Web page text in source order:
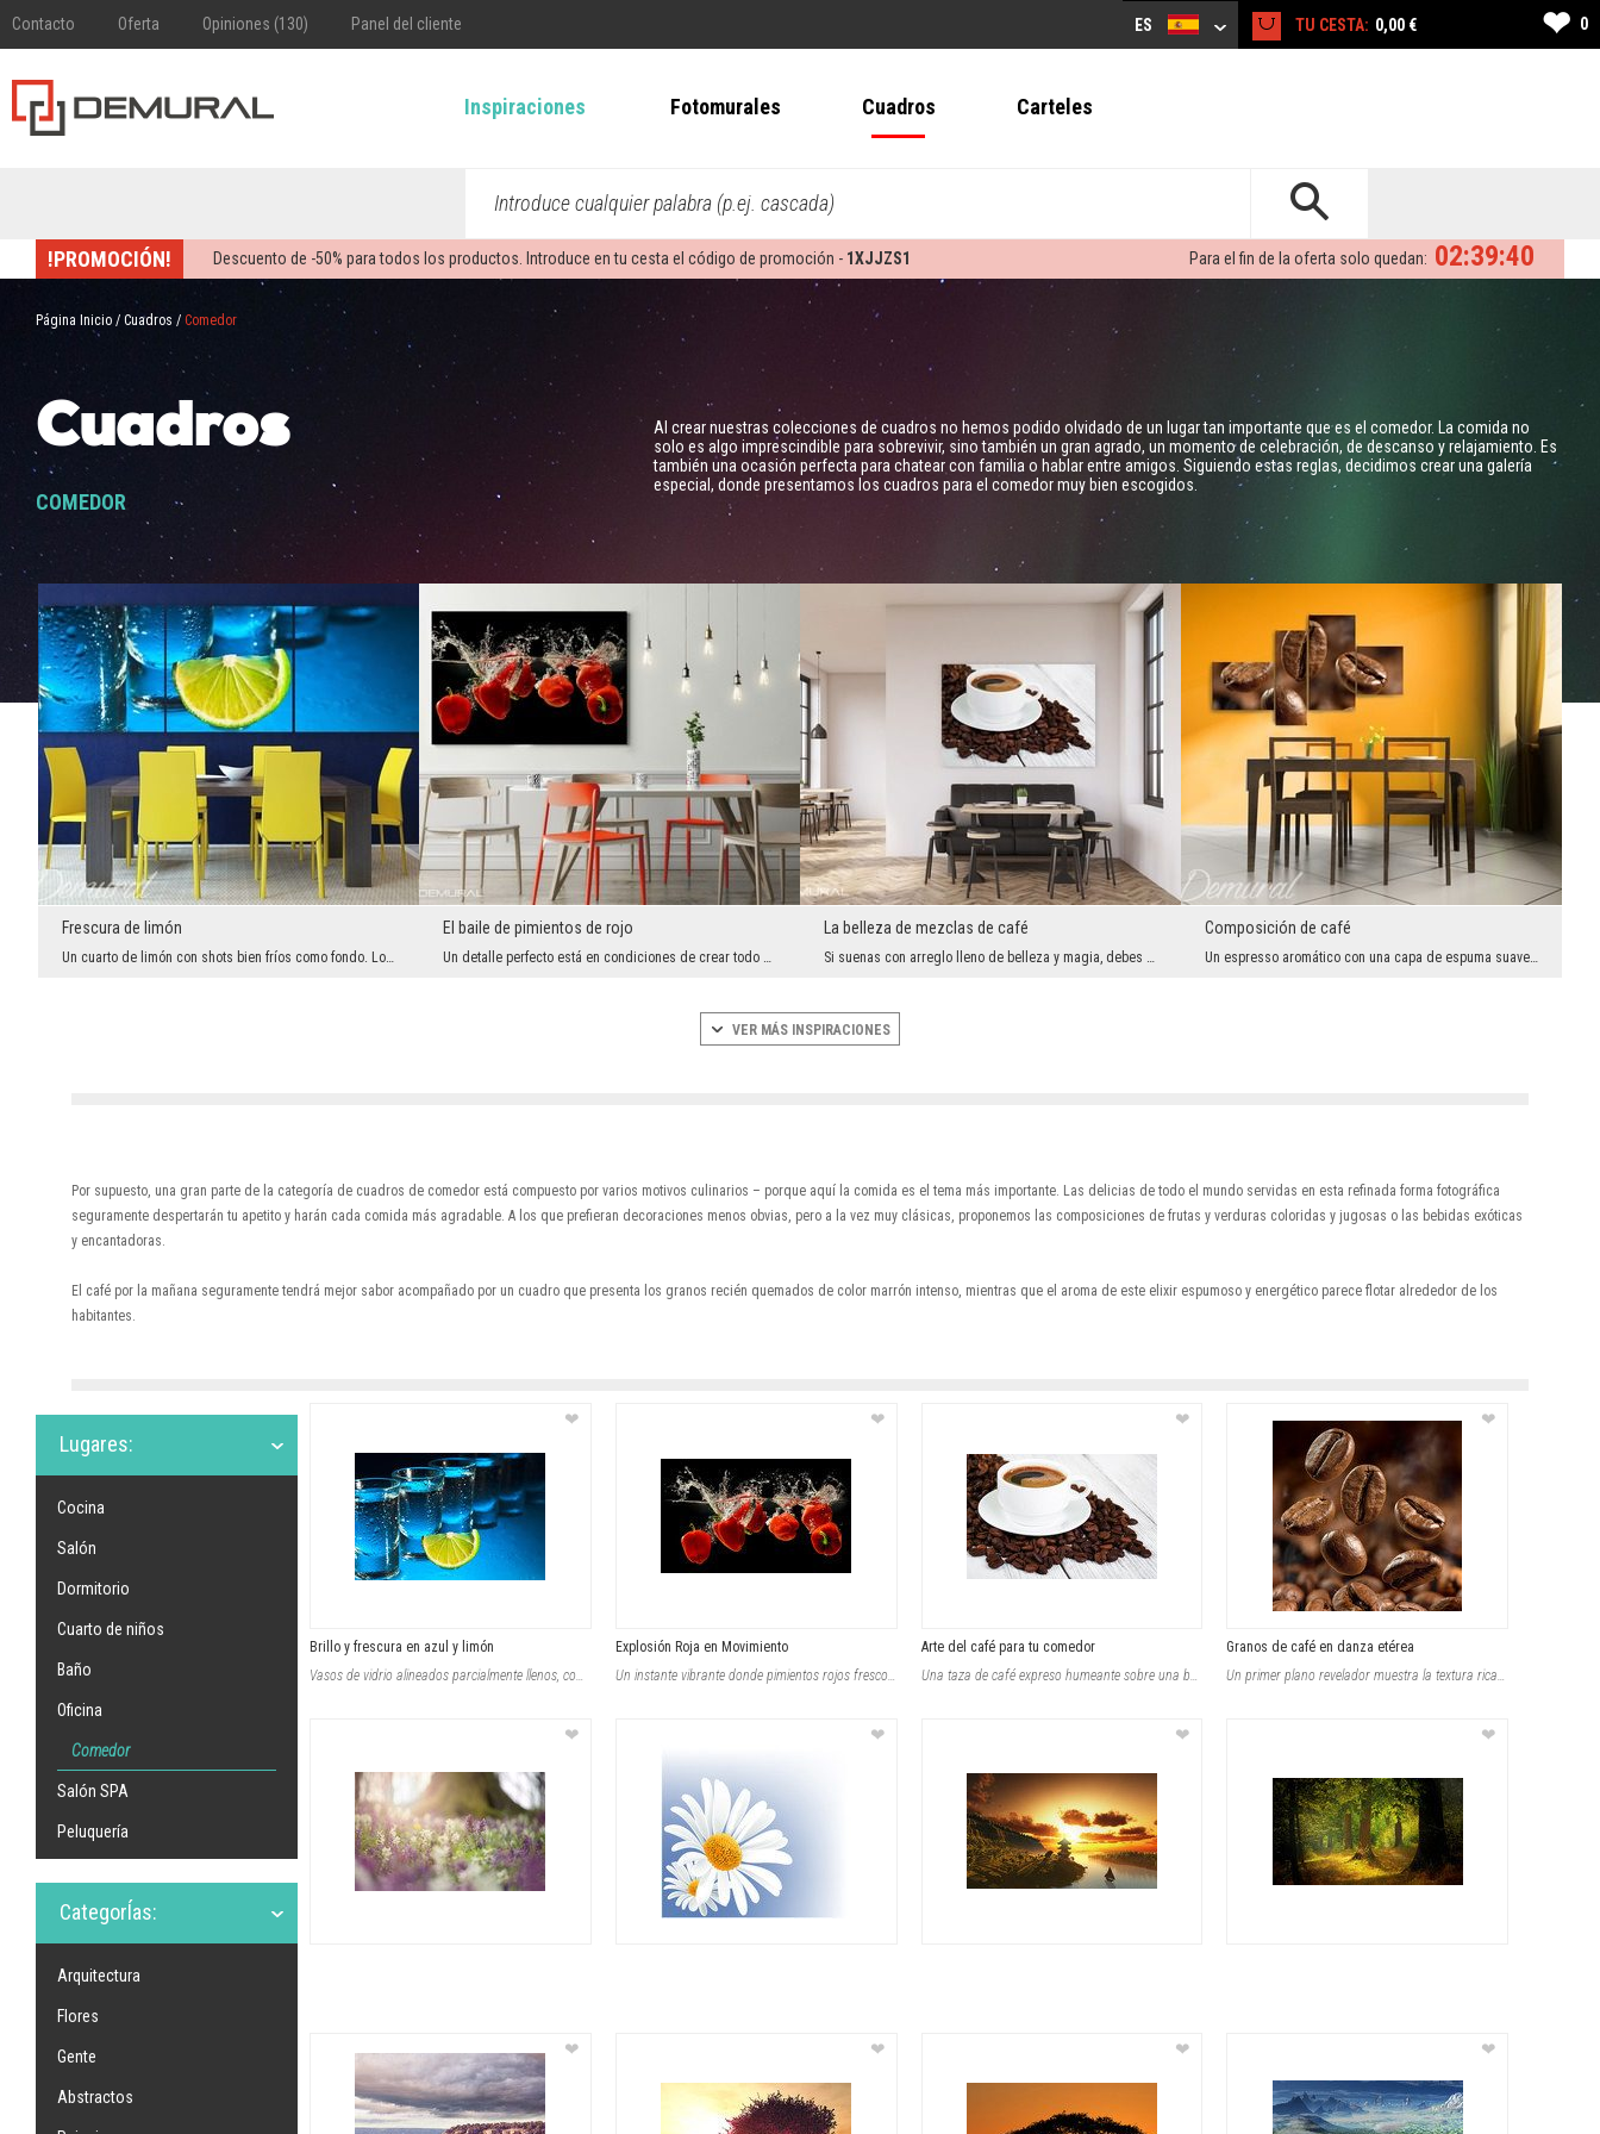
Contacto Oferta Opiniones (130) Panel del cliente ES TU CESTA: 0,00 € ❤ 0
Inspiraciones Fotomurales Cuadros Carteles
Introduce cualquier palabra (p.ej. cascada)
!PROMOCIÓN! Descuento de -50% para todos los productos. Introduce en tu cesta el código de promoción - 1XJJZS1 02:39:39
Para el fin de la oferta solo quedan:
Página Inicio / Cuadros / Comedor
Cuadros
COMEDOR
Al crear nuestras colecciones de cuadros no hemos podido olvidado de un lugar tan importante que es el comedor. La comida no
solo es algo imprescindible para sobrevivir, sino también un gran agrado, un momento de celebración, de descanso y relajamiento. Es
también una ocasión perfecta para chatear con familia o hablar entre amigos. Siguiendo estas reglas, decidimos crear una galería
especial, donde presentamos los cuadros para el comedor muy bien escogidos.
Frescura de limón
Un cuarto de limón con shots bien fríos como fondo. Lo único que falta es la sal rociada a su lad...
El baile de pimientos de rojo
Un detalle perfecto está en condiciones de crear todo el interior. Si necesitas un poco de agilid...
La belleza de mezclas de café
Si suenas con arreglo lleno de belleza y magia, debes elegir de la decoración apropiada. Elemento...
Composición de café
Un espresso aromático con una capa de espuma suave de leche o un cappuccino con trozitos de choco...
VER MÁS INSPIRACIONES
Por supuesto, una gran parte de la categoría de cuadros de comedor está compuesto por varios motivos culinarios – porque aquí la comida es el tema más importante. Las delicias de todo el mundo servidas en esta refinada forma fotográfica
seguramente despertarán tu apetito y harán cada comida más agradable. A los que prefieran decoraciones menos obvias, pero a la vez muy clásicas, proponemos las composiciones de frutas y verduras coloridas y jugosas o las bebidas exóticas
y encantadoras.
El café por la mañana seguramente tendrá mejor sabor acompañado por un cuadro que presenta los granos recién quemados de color marrón intenso, mientras que el aroma de este elixir espumoso y energético parece flotar alrededor de los
habitantes.
Lugares:
Cocina
Salón
Dormitorio
Cuarto de niños
Baño
Oficina
Comedor
Salón SPA
Peluquería
CategorÍas:
Arquitectura
Flores
Gente
Abstractos
❤
Brillo y frescura en azul y limón
Vasos de vidrio alineados parcialmente llenos, con gotas de agua y condensación
❤
Explosión Roja en Movimiento
Un instante vibrante donde pimientos rojos frescos se sumergen con fuerza en agu
❤
Arte del café para tu comedor
Una taza de café expreso humeante sobre una base de superficie de madera blanca
❤
Granos de café en danza etérea
Un primer plano revelador muestra la textura rica y profunda de los granos de ca
❤ ❤ ❤ ❤
❤ ❤ ❤ ❤